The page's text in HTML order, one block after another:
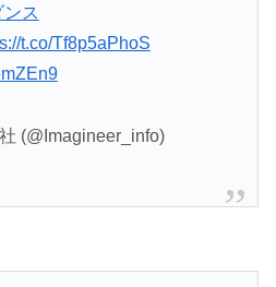
ス
t.co/Tf8p5aPhoS
(@Imagineer_info)